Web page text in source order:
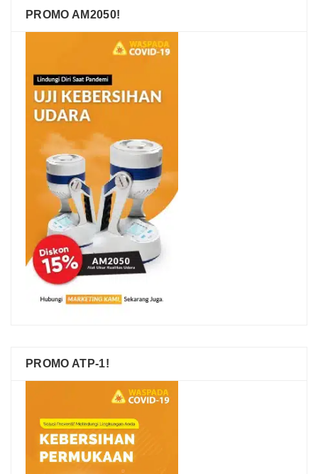
PROMO AM2050!
PROMO ATP-1!